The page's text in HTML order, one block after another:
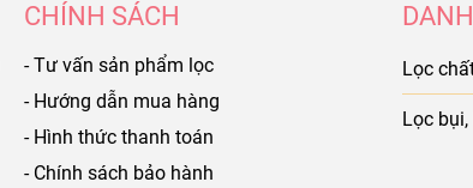
CHÍNH SÁCH
- Tư vấn sản phẩm lọc
- Hướng dẫn mua hàng
- Hình thức thanh toán
- Chính sách bảo hành
Lọc
Lọc